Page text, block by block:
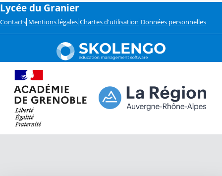
Lycée du Granier
Contacts Mentions légales Chartes d'utilisation Données personnelles